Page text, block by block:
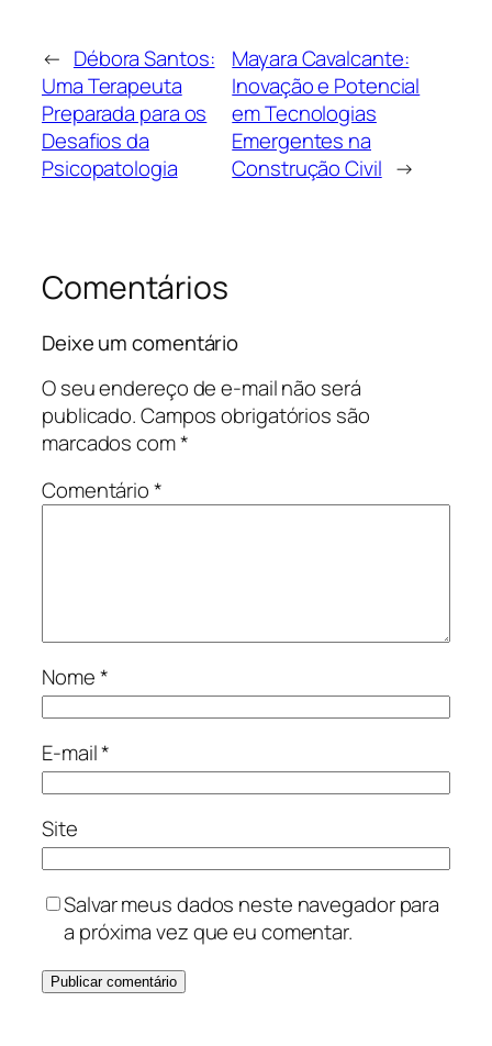
← Débora Santos:
Uma Terapeuta
Preparada para os
Desafios da
Psicopatologia
Mayara Cavalcante:
Inovação e Potencial
em Tecnologias
Emergentes na
Construção Civil →
Comentários
Deixe um comentário
O seu endereço de e-mail não será
publicado.Campos obrigatórios são
marcados com*
Comentário*
Nome*
E-mail*
Site
Salvar meus dados neste navegador para
a próxima vez que eu comentar.